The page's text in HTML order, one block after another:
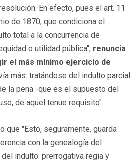
En efecto, pues el art. 11
de 1870, que condiciona el
total a la concurrencia de
o utilidad pública", renuncia
el más mínimo ejercicio de
más: tratándose del indulto parcial
la pena -que es el supuesto del
de aquel tenue requisito".
que "Esto, seguramente, guarda
con la genealogía del
indulto: prerrogativa regia y